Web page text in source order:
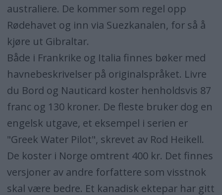
australiere. De kommer som regel opp
Rødehavet og inn via Suezkanalen, for så å
kjøre ut Gibraltar.
Både i Frankrike og Italia finnes bøker med
havnebeskrivelser på originalspråket. Livre
du Bord og Nauticard koster henholdsvis 87
franc og 130 kroner. De fleste bruker dog en
engelsk utgave, et eksempel i serien er
"Greek Water Pilot", skrevet av Rod Heikell.
De koster i Norge omtrent 400 kr. Det finnes
versjoner av andre forfattere som visstnok
skal være bedre. Et kanadisk ektepar har gitt